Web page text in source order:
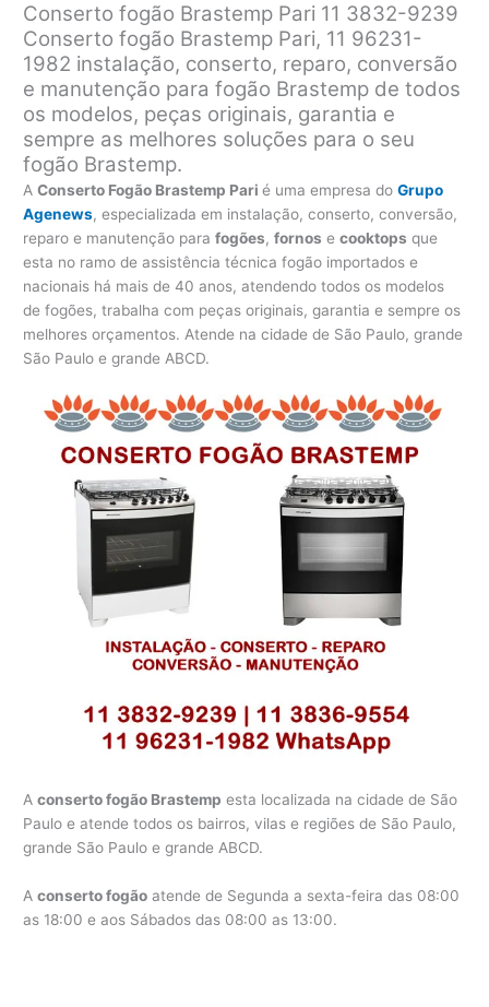
Conserto fogão Brastemp Pari 11 3832-9239
Conserto fogão Brastemp Pari, 11 96231-
1982 instalação, conserto, reparo, conversão
e manutenção para fogão Brastemp de todos
os modelos, peças originais, garantia e
sempre as melhores soluções para o seu
fogão Brastemp.
AConserto Fogão Brastemp Parié uma empresa doGrupo
Agenews, especializada em instalação, conserto, conversão,
reparo e manutenção parafogões,fornos ecooktops que
esta no ramo de assistência técnica fogão importados e
nacionais há mais de 40 anos, atendendo todos os modelos
de fogões, trabalha com peças originais, garantia e sempre os
melhores orçamentos. Atende na cidade de São Paulo, grande
São Paulo e grande ABCD.
Aconserto fogão Brastemp esta localizada na cidade de São
Paulo e atende todos os bairros, vilas e regiões de São Paulo,
grande São Paulo e grande ABCD.
Aconserto fogão atende de Segunda a sexta-feira das 08:00
as 18:00 e aos Sábados das 08:00 as 13:00.